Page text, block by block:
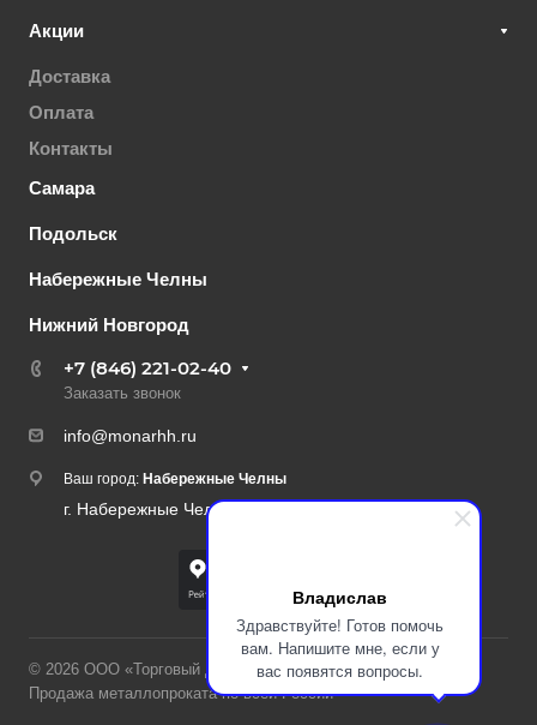
Владислав
Здравствуйте! Готов помочь
вам. Напишите мне, если у
вас появятся вопросы.
Акции
Доставка
Оплата
Контакты
Самара
Подольск
Набережные Челны
Нижний Новгород
+7 (846) 221-02-40
Заказать звонок
info@monarhh.ru
Ваш город: Набережные Челны
г. Набережные Челны, пр-д Линейный, 8
© 2026 ООО «Торговый дом «Монарх»
Продажа металлопроката по всей России